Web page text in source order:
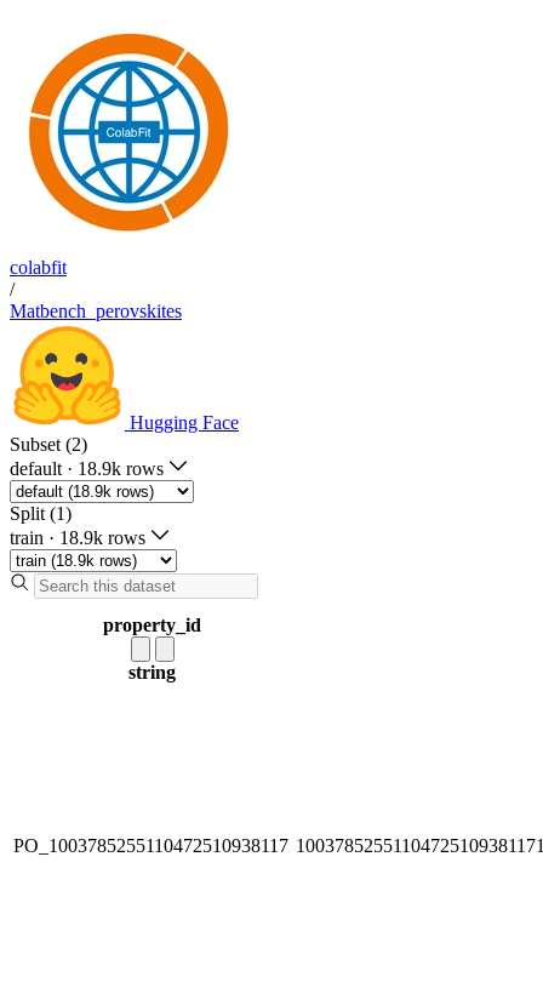
colabfit
/
Matbench_perovskites
Hugging Face
Subset (2)
default · 18.9k rows
Split (1)
train · 18.9k rows
property_id
string
PO_1003785255110472510938117